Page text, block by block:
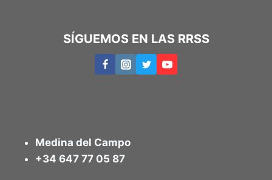
SÍGUEMOS EN LAS RRSS
Medina del Campo
+34 647 77 05 87